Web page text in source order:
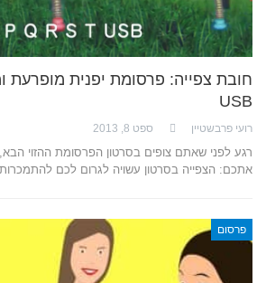
חובת צפייה: פרסומת יפנית
USB
רועי פרבשטיין ספט 8, 2013
רגע לפני שאתם צופים בסרטון הפרסומת ההזוי הבא,
אתכם: הצפייה בסרטון עשויה לגרום לכם
פרסום